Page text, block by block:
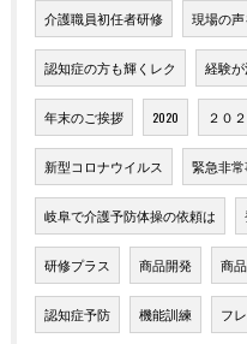
介護職員初任者研修 現場の
認知症の方も輝くレク 経験
年末のご挨拶 2020 ２０２
新型コロナウイルス 緊急非
岐阜で介護予防体操の依頼は
研修プラス 商品開発 商
認知症予防 機能訓練 フ